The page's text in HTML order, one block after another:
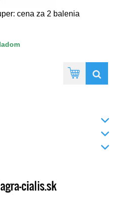
cena za 2 balenia